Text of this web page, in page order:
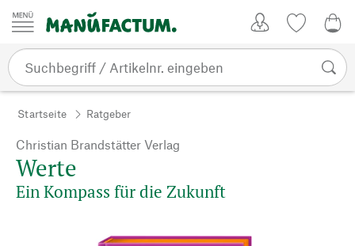
Zum Inhalt springen
Startseite Ratgeber
Christian Brandstätter Verlag
Werte
Ein Kompass für die Zukunft